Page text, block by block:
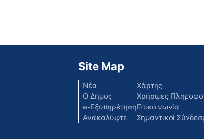
Site Map
Νέα
Ο Δήμος
e-Εξυπηρέτηση
Ανακαλύψτε
Χάρτης
Χρήσιμες
Επικοινωνία
Σημαντικοί